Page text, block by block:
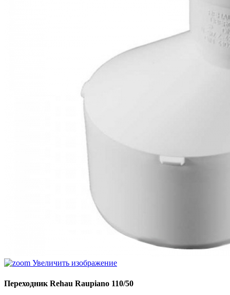
Увеличить изображение
Переходник Rehau Raupiano 110/50